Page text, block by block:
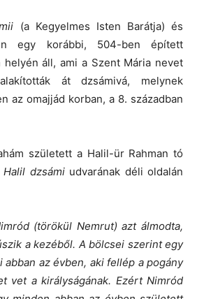
(a Kegyelmes Isten Barátja) és
egy korábbi, 504-ben épített
áll, ami a Szent Mária nevet
át dzsámivá, melynek
az omajjád korban, a 8. században
született a Halil-ür Rahman tó
dzsámiudvarának déli oldalán
(törökül Nemrut) azt álmodta,
a kezéből. A bölcsei szerint egy
az évben, aki fellép a pogány
vet a királyságának. Ezért Nimród